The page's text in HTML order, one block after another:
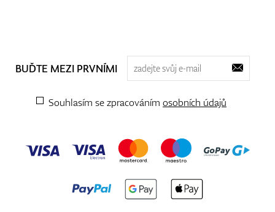
BUĎTE MEZI PRVNÍMI
Souhlasím se zpracováním osobních údajů